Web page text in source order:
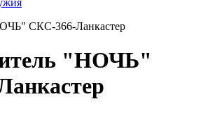
"НОЧЬ"